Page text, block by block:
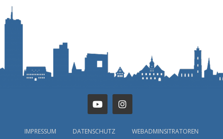
IMPRESSUM DATENSCHUTZ WEBADMINSITRATOREN